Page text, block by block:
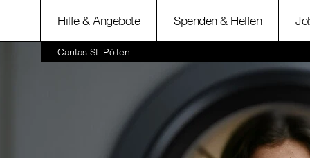
Hilfe & Angebote Spenden & Helfen
Caritas St. Pölten